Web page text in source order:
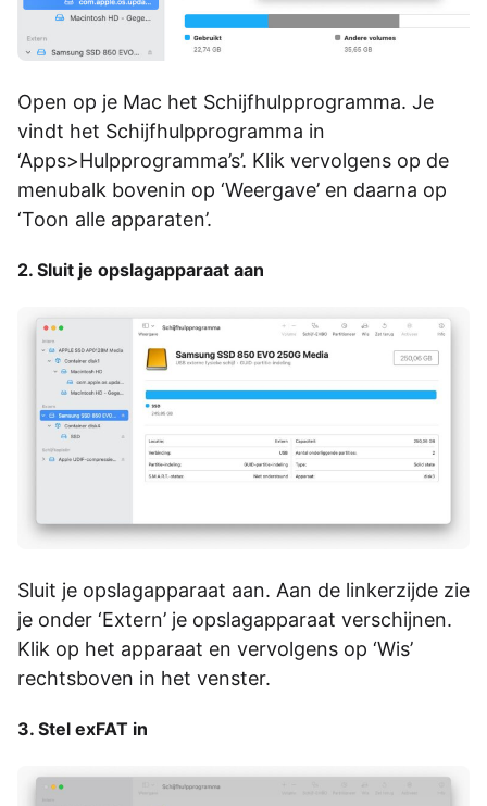
Open op je Mac het Schijfhulpprogramma. Je
vindt het Schijfhulpprogramma in
‘Apps>Hulpprogramma’s’. Klik vervolgens op de
menubalk bovenin op ‘Weergave’ en daarna op
‘Toon alle apparaten’.
2. Sluit je opslagapparaat aan
Sluit je opslagapparaat aan. Aan de linkerzijde zie
je onder ‘Extern’ je opslagapparaat verschijnen.
Klik op het apparaat en vervolgens op ‘Wis’
rechtsboven in het venster.
3. Stel exFAT in